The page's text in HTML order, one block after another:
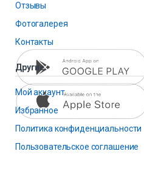
Отзывы
Фотогалерея
Контакты
Другие
Мой аккаунт
Избранное
Политика конфиденциальности
Пользовательское соглашение